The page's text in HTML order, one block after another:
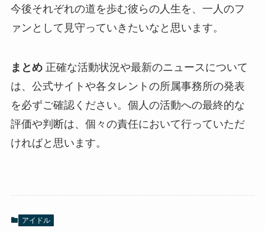
今後それぞれの道を歩む彼らの人生を、一人のフ
ァンとして見守っていきたいなと思います。
まとめ正確な活動状況や最新のニュースについて
は、公式サイトや各タレントの所属事務所の発表
を必ずご確認ください。個人の活動への最終的な
評価や判断は、個々の責任において行っていただ
ければと思います。
アイドル